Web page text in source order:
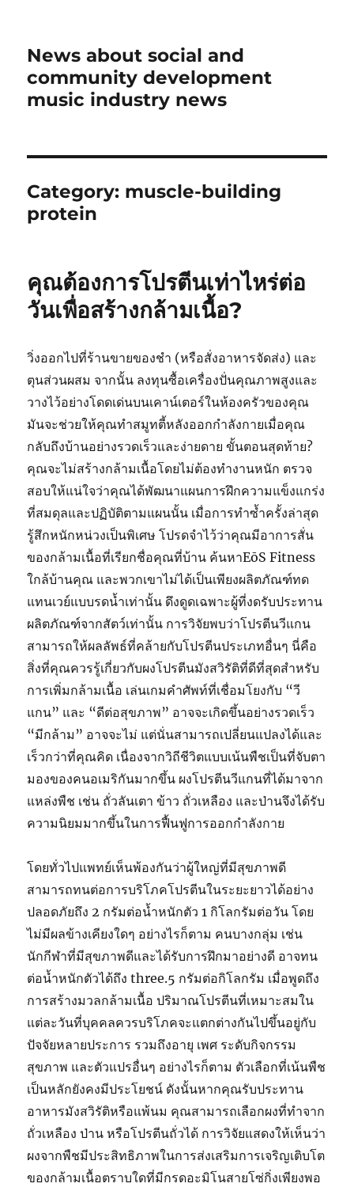
News about social and
community development
music industry news
Category: muscle-building
protein
คุณต้องการโปรตีนเท่าไหร่ต่อ
วันเพื่อสร้างกล้ามเนื้อ?
วิ่งออกไปที่ร้านขายของชำ (หรือสั่งอาหารจัดส่ง) และ
ตุนส่วนผสม จากนั้น ลงทุนซื้อเครื่องปั่นคุณภาพสูงและ
วางไว้อย่างโดดเด่นบนเคาน์เตอร์ในห้องครัวของคุณ
มันจะช่วยให้คุณทำสมูทตี้หลังออกกำลังกายเมื่อคุณ
กลับถึงบ้านอย่างรวดเร็วและง่ายดาย ขั้นตอนสุดท้าย?
คุณจะไม่สร้างกล้ามเนื้อโดยไม่ต้องทำงานหนัก ตรวจ
สอบให้แน่ใจว่าคุณได้พัฒนาแผนการฝึกความแข็งแกร่ง
ที่สมดุลและปฏิบัติตามแผนนั้น เมื่อการทำซ้ำครั้งล่าสุด
รู้สึกหนักหน่วงเป็นพิเศษ โปรดจำไว้ว่าคุณมีอาการสั่น
ของกล้ามเนื้อที่เรียกชื่อคุณที่บ้าน ค้นหาEōS Fitness
ใกล้บ้านคุณ และพวกเขาไม่ได้เป็นเพียงผลิตภัณฑ์ทด
แทนเวย์แบบรดน้ำเท่านั้น ดึงดูดเฉพาะผู้ที่งดรับประทาน
ผลิตภัณฑ์จากสัตว์เท่านั้น การวิจัยพบว่าโปรตีนวีแกน
สามารถให้ผลลัพธ์ที่คล้ายกับโปรตีนประเภทอื่นๆ นี่คือ
สิ่งที่คุณควรรู้เกี่ยวกับผงโปรตีนมังสวิรัติที่ดีที่สุดสำหรับ
การเพิ่มกล้ามเนื้อ เล่นเกมคำศัพท์ที่เชื่อมโยงกับ “วี
แกน” และ “ดีต่อสุขภาพ” อาจจะเกิดขึ้นอย่างรวดเร็ว
“มีกล้าม” อาจจะไม่ แต่นั่นสามารถเปลี่ยนแปลงได้และ
เร็วกว่าที่คุณคิด เนื่องจากวิถีชีวิตแบบเน้นพืชเป็นที่จับตา
มองของคนอเมริกันมากขึ้น ผงโปรตีนวีแกนที่ได้มาจาก
แหล่งพืช เช่น ถั่วลันเตา ข้าว ถั่วเหลือง และป่านจึงได้รับ
ความนิยมมากขึ้นในการฟื้นฟูการออกกำลังกาย
โดยทั่วไปแพทย์เห็นพ้องกันว่าผู้ใหญ่ที่มีสุขภาพดี
สามารถทนต่อการบริโภคโปรตีนในระยะยาวได้อย่าง
ปลอดภัยถึง 2 กรัมต่อน้ำหนักตัว 1 กิโลกรัมต่อวัน โดย
ไม่มีผลข้างเคียงใดๆ อย่างไรก็ตาม คนบางกลุ่ม เช่น
นักกีฬาที่มีสุขภาพดีและได้รับการฝึกมาอย่างดี อาจทน
ต่อน้ำหนักตัวได้ถึง three.5 กรัมต่อกิโลกรัม เมื่อพูดถึง
การสร้างมวลกล้ามเนื้อ ปริมาณโปรตีนที่เหมาะสมใน
แต่ละวันที่บุคคลควรบริโภคจะแตกต่างกันไปขึ้นอยู่กับ
ปัจจัยหลายประการ รวมถึงอายุ เพศ ระดับกิจกรรม
สุขภาพ และตัวแปรอื่นๆ อย่างไรก็ตาม ตัวเลือกที่เน้นพืช
เป็นหลักยังคงมีประโยชน์ ดังนั้นหากคุณรับประทาน
อาหารมังสวิรัติหรือแพ้นม คุณสามารถเลือกผงที่ทำจาก
ถั่วเหลือง ป่าน หรือโปรตีนถั่วได้ การวิจัยแสดงให้เห็นว่า
ผงจากพืชมีประสิทธิภาพในการส่งเสริมการเจริญเติบโต
ของกล้ามเนื้อตราบใดที่มีกรดอะมิโนสายโซ่กิ่งเพียงพอ